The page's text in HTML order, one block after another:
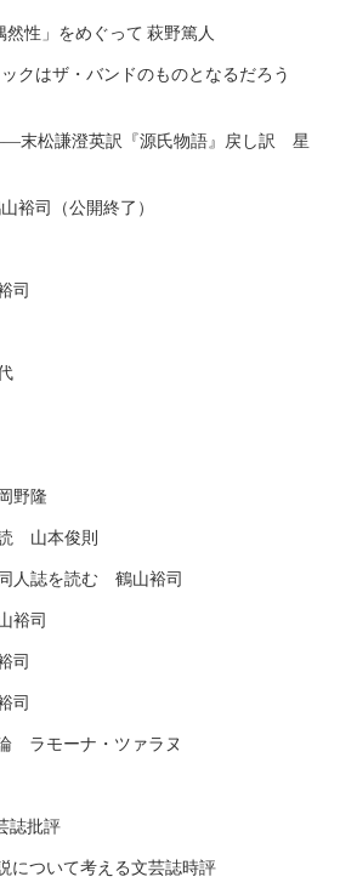
然性」をめぐって 萩野篤人
クはザ・バンドのものとなるだろう
末松謙澄英訳『源氏物語』戻し訳 星
裕司（公開終了）
司
野隆
山本俊則
人誌を読む 鶴山裕司
裕司
司
司
ラモーナ・ツァラヌ
誌批評
について考える文芸誌時評